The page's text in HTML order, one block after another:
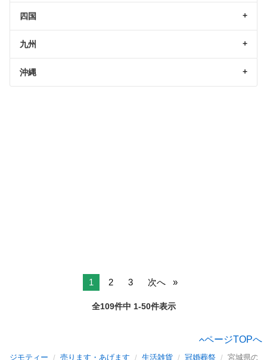
四国
九州
沖縄
1 2 3 次へ
全109件中 1-50件表示
ページTOPへ
ジモティー 売ります・あげます 生活雑貨 冠婚葬祭 宮城県の